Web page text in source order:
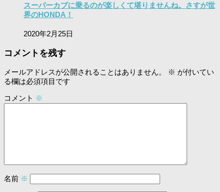
スーパーカブに乗るのが楽しくて堪りませんね。さすが世
界のHONDA！
2020年2月25日
コメントを残す
メールアドレスが公開されることはありません。 ※ が付いてい
る欄は必須項目です
コメント ※
名前 ※